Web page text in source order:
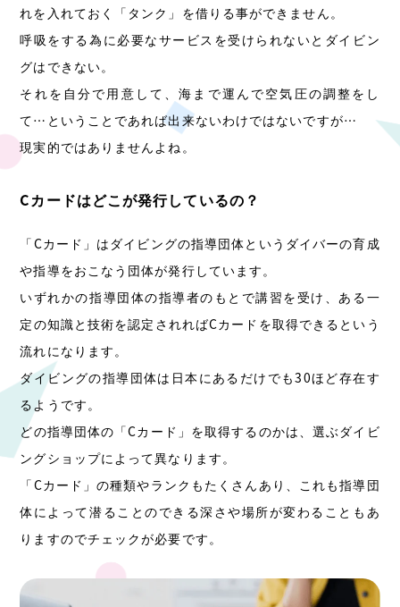
れを入れておく「タンク」を借りる事ができません。
呼吸をする為に必要なサービスを受けられないとダイビン
グはできない。
それを自分で用意して、海まで運んで空気圧の調整をし
て…ということであれば出来ないわけではないですが…
現実的ではありませんよね。
Cカードはどこが発行しているの？
「Cカード」はダイビングの指導団体というダイバーの育成
や指導をおこなう団体が発行しています。
いずれかの指導団体の指導者のもとで講習を受け、ある一
定の知識と技術を認定されればCカードを取得できるという
流れになります。
ダイビングの指導団体は日本にあるだけでも30ほど存在す
るようです。
どの指導団体の「Cカード」を取得するのかは、選ぶダイビ
ングショップによって異なります。
「Cカード」の種類やランクもたくさんあり、これも指導団
体によって潜ることのできる深さや場所が変わることもあ
りますのでチェックが必要です。